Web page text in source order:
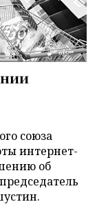
союза
интернет-
об